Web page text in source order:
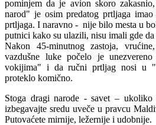
pominjem da je avion skoro
narod" je osim predatog prtljaga
prtljaga. I naravno - nije bilo mesta u
putnici kako su ulazili, nisu imali gde da
Nakon 45-minutnog zastoja,
vazdušne luke počelo je
vokijima" i da ručni prtljag nosi u
proteklo komično.
Stoga dragi narode - savet –
izbegavajte sredu uveče u pravcu
Putovaćete mirnije, ležernije i udobnije.